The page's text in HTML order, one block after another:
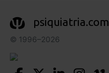
psiquiatria.com
© 1996–2026